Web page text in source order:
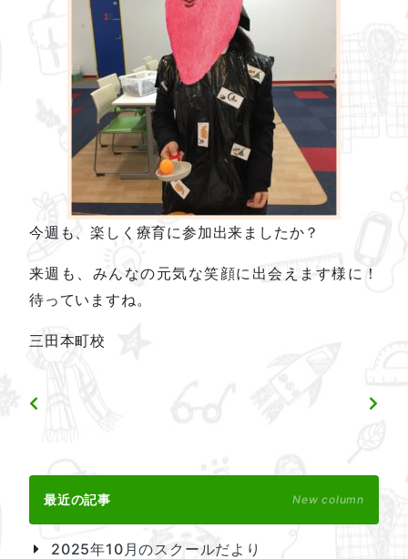
今週も、楽しく療育に参加出来ましたか？
来週も、みんなの元気な笑顔に出会えます様に！
待っていますね。
三田本町校
最近の記事 New column
2025年10月のスクールだより